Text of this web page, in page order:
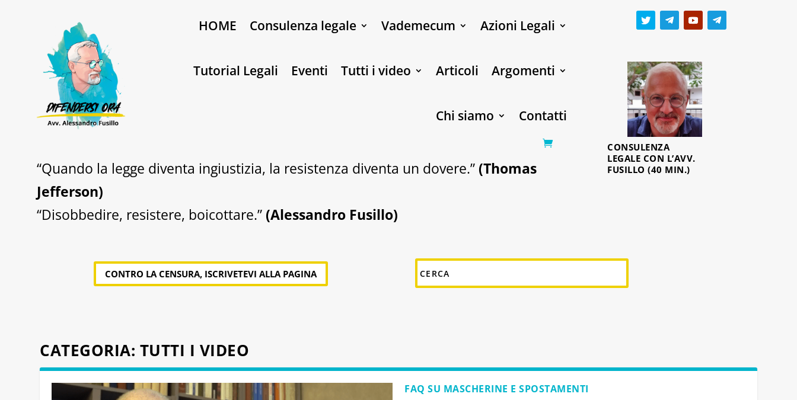
HOME Consulenza legale Vademecum Azioni Legali
Tutorial Legali Eventi Tutti i video Articoli Argomenti
Chi siamo Contatti
“Quando la legge diventa ingiustizia, la resistenza diventa un dovere.” (Thomas
Jefferson)
“Disobbedire, resistere, boicottare.” (Alessandro Fusillo)
CONSULENZA
LEGALE CON L’AVV.
FUSILLO (40 MIN.)
CONTRO LA CENSURA, ISCRIVETEVI ALLA PAGINA
CATEGORIA: TUTTI I VIDEO
FAQ SU MASCHERINE E SPOSTAMENTI